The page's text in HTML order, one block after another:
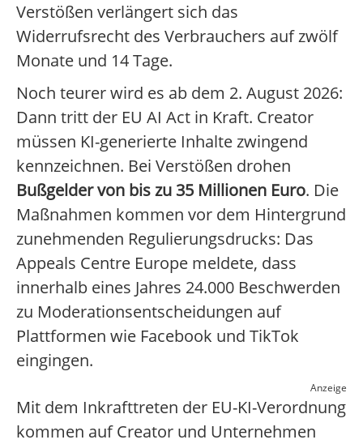
Verstößen verlängert sich das
Widerrufsrecht des Verbrauchers auf zwölf
Monate und 14 Tage.
Noch teurer wird es ab dem 2. August 2026:
Dann tritt der EU AI Act in Kraft. Creator
müssen KI-generierte Inhalte zwingend
kennzeichnen. Bei Verstößen drohen
Bußgelder von bis zu 35 Millionen Euro. Die
Maßnahmen kommen vor dem Hintergrund
zunehmenden Regulierungsdrucks: Das
Appeals Centre Europe meldete, dass
innerhalb eines Jahres 24.000 Beschwerden
zu Moderationsentscheidungen auf
Plattformen wie Facebook und TikTok
eingingen.
Anzeige
Mit dem Inkrafttreten der EU-KI-Verordnung
kommen auf Creator und Unternehmen